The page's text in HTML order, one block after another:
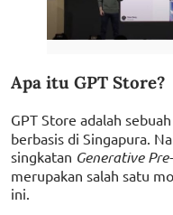
Apa itu GPT Store?
GPT Store adalah
berbasis di Singapura.
singkatan Generative
merupakan salah satu
ini.